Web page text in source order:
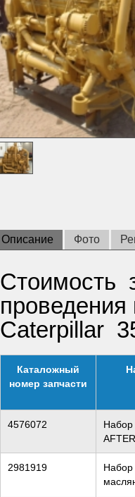
Описание Фото
Стоимость
проведения
Caterpillar
Каталожный
номер запчасти
4576072
Набор
2981919
Набор